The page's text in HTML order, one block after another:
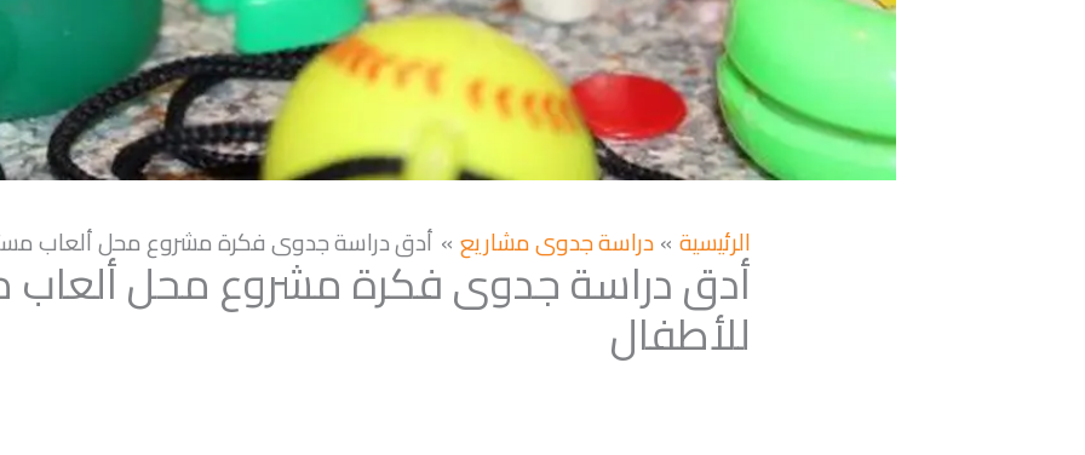
الرئيسية دراسة جدوى مشاريع أدق دراسة جدوى فكرة مشروع محل ألعاب
أدق دراسة جدوى فكرة مشروع محل
للأطفال